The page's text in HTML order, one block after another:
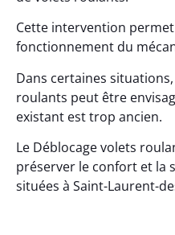
Cette intervention
fonctionnement du
Dans certaines
roulants peut être
existant est trop ancien.
Le Déblocage volets
préserver le confort et la
situées à Saint-Laurent-